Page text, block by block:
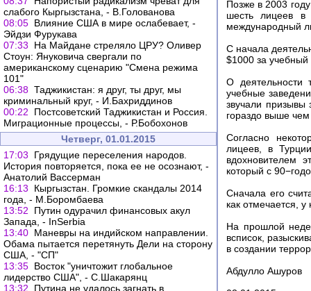
слабого Кыргызстана, - В.Голованова
08:05 Влияние США в мире ослабевает, -
Эйдзи Фурукава
07:33
На Майдане стреляло ЦРУ? Оливер
Стоун: Януковича свергали по
американскому сценарию "Смена режима
101"
06:38 Таджикистан: я друг, ты друг, мы
криминальный круг, - И.Бахриддинов
00:22
Постсоветский Таджикистан и Россия.
Миграционные процессы, - Р.Бобохонов
Четверг, 01.01.2015
17:03
Грядущие переселения народов.
История повторяется, пока ее не осознают, -
Анатолий Вассерман
16:13
Кыргызстан. Громкие скандалы 2014
года, - М.Боромбаева
13:52
Путин одурачил финансовых акул
Запада, - InSerbia
13:40 Маневры на индийском направлении.
Обама пытается перетянуть Дели на сторону
США, - "СП"
13:35 Восток "уничтожит глобальное
лидерство США", - С.Шакарянц
13:32
Путина не удалось загнать в
Позже в 2003
шесть лицеев в
международный
С начала
$1000 за учебный
О деятельности
учебные
звучали призывы
гораздо выше
Согласно
лицеев, в
вдохновителем
который с
Сначала его
как отмечается,
На прошлой
всписок,
в создании
Абдулло Ашуров